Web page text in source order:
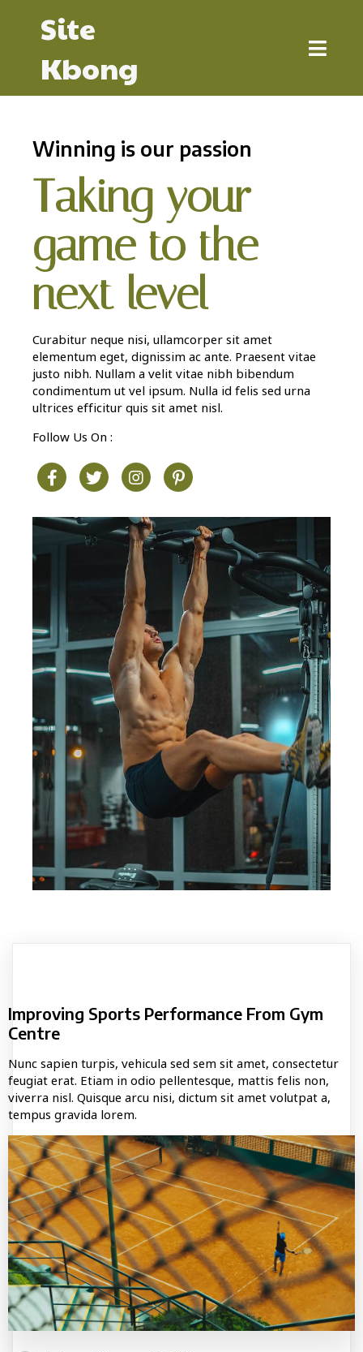
Site
Kbong
Winning is our passion
Taking your
game to the
next level
Curabitur neque nisi, ullamcorper sit amet
elementum eget, dignissim ac ante. Praesent vitae
justo nibh. Nullam a velit vitae nibh bibendum
condimentum ut vel ipsum. Nulla id felis sed urna
ultrices efficitur quis sit amet nisl.
Follow Us On :
Improving Sports Performance From Gym
Centre
Nunc sapien turpis, vehicula sed sem sit amet, consectetur
feugiat erat. Etiam in odio pellentesque, mattis felis non,
viverra nisl. Quisque arcu nisi, dictum sit amet volutpat a,
tempus gravida lorem.